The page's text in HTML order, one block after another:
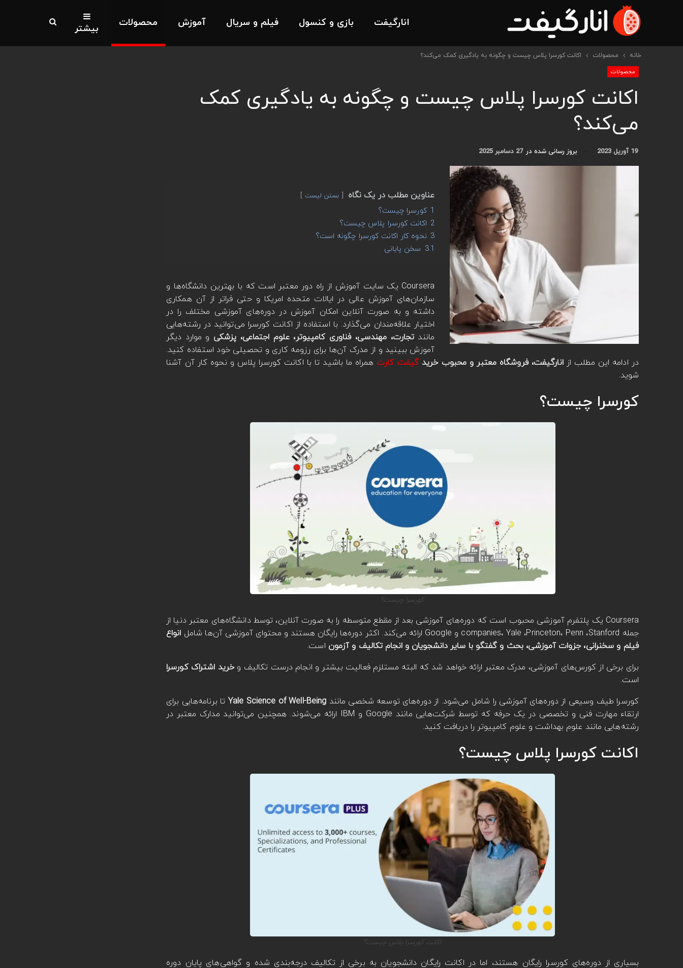
انارگیفت بازی و کنسول فیلم و سریال آموزش محصولات بیشتر
خانه محصولات
اکانت کورسرا پلاس چیست و چگونه به یادگیری کمک می‌کند؟
محصولات
اکانت کورسرا پلاس چیست و چگونه به یادگیری کمک
می‌کند؟
19 آوریل 2023 بروز رسانی شده در 27 دسامبر 2025
عناوین مطلب در یک نگاه بستن لیست
1 کورسرا چیست؟
2 اکانت کورسرا پلاس چیست؟
3 نحوه کار اکانت کورسرا چگونه است؟
3.1 سخن پایانی
Coursera یک سایت آموزش از راه دور معتبر است که با بهترین دانشگاه‌ها و
سازمان‌های آموزش عالی در ایالات متحده امریکا و حتی فراتر از آن همکاری
داشته و به صورت آنلاین امکان آموزش در دوره‌های آموزشی مختلف را در
اختیار علاقه‌مندان می‌گذارد. با استفاده از اکانت کورسرا می‌توانید در رشته‌هایی
مانند تجارت، مهندسی، فناوری کامپیوتر، علوم اجتماعی، پزشکی و موارد دیگر
آموزش ببینید و از مدرک آن‌ها برای رزومه کاری و تحصیلی خود استفاده کنید.
در ادامه این مطلب ازانارگیفت، فروشگاه معتبر و محبوب خریدگیفت کارت همراه ما باشید تا با اکانت کورسرا پلاس و نحوه کار آن آشنا
شوید.
کورسرا چیست؟
کورسرا چیست؟
Coursera یک پلتفرم آموزشی محبوب است که دوره‌های آموزشی بعد از مقطع متوسطه را به صورت آنلاین، توسط دانشگاه‌های معتبر دنیا از
جمله companies، Yale ،Princeton، Penn ،Stanford و Google ارائه می‌کند. اکثر دوره‌ها رایگان هستند و محتوای آموزشی آن‌ها شامل
انواع
فیلم و سخنرانی، جزوات آموزشی، بحث و گفتگو با سایر دانشجویان و انجام تکالیف و آزمون است.
برای برخی از کورس‌های آموزشی، مدرک معتبر ارائه خواهد شد که البته مستلزم فعالیت بیشتر و انجام درست تکالیف وخرید اشتراک کورسرا
است.
کورسرا طیف وسیعی از دوره‌های آموزشی را شامل می‌شود. از دوره‌های توسعه شخصی مانند Yale Science of Well-Being تا برنامه‌هایی برای
ارتقاء مهارت فنی و تخصصی در یک حرفه که توسط شرکت‌هایی مانند Google و IBM ارائه می‌شوند. همچنین می‌توانید مدارک معتبر در
رشته‌هایی مانند علوم بهداشت و علوم کامپیوتر را دریافت کنید.
اکانت کورسرا پلاس چیست؟
اکانت کورسرا پلاس چیست؟
بسیاری از دوره‌های کورسرا رایگان هستند، اما در اکانت رایگان دانشجویان به برخی از تکالیف درجه‌بندی شده و گواهی‌های پایان دوره